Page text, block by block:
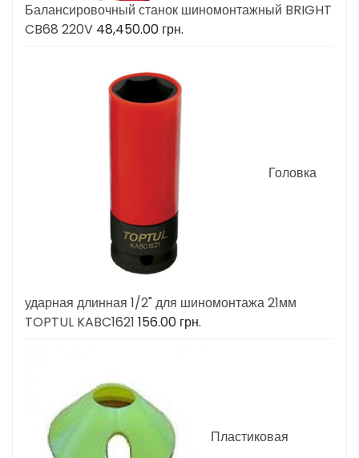
Балансировочный станок шиномонтажный BRIGHT
CB68 220V 48,450.00 грн.
Головка
ударная длинная 1/2" для шиномонтажа 21мм
TOPTUL KABC1621 156.00 грн.
Пластиковая